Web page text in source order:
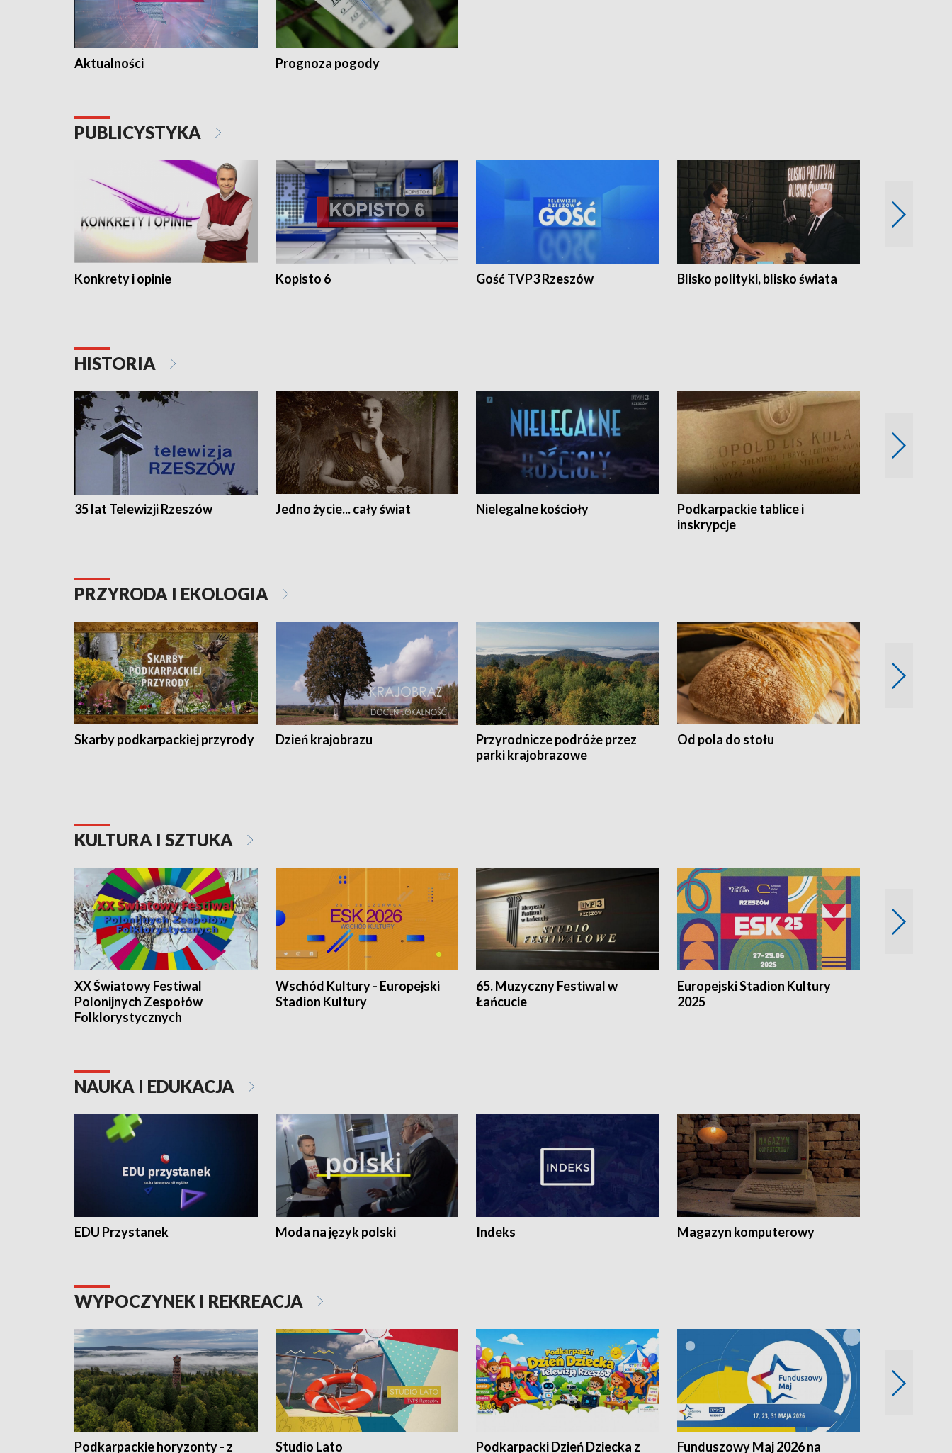
Aktualności Prognoza pogody
PUBLICYSTYKA
Konkrety i opinie Kopisto 6 Gość TVP3 Rzeszów Blisko polityki, blisko świata
HISTORIA
35 lat Telewizji Rzeszów Jedno życie... cały świat Nielegalne kościoły
Podkarpackie tablice i
inskrypcje
PRZYRODA I EKOLOGIA
Skarby podkarpackiej przyrody Dzień krajobrazu
Przyrodnicze podróże przez
parki krajobrazowe
Od pola do stołu
KULTURA I SZTUKA
XX Światowy Festiwal
Polonijnych Zespołów
Folklorystycznych
Wschód Kultury - Europejski
Stadion Kultury
65. Muzyczny Festiwal w
Łańcucie
Europejski Stadion Kultury
2025
NAUKA I EDUKACJA
EDU Przystanek Moda na język polski Indeks Magazyn komputerowy
WYPOCZYNEK I REKREACJA
Podkarpackie horyzonty - z Studio Lato Podkarpacki Dzień Dziecka z Funduszowy Maj 2026 na